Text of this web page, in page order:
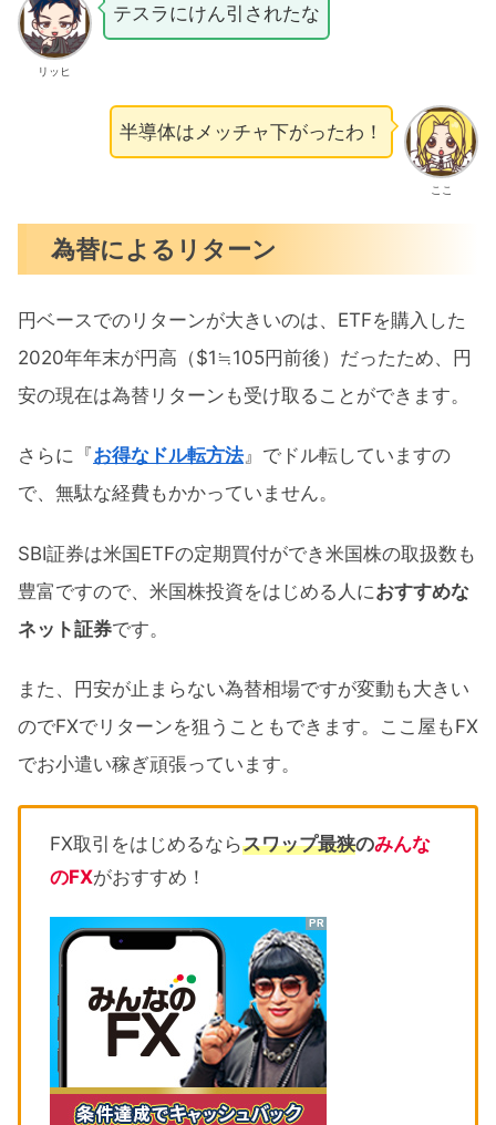
リッヒ
テスラにけん引されたな
ここ
半導体はメッチャ下がったわ！
為替によるリターン
円ベースでのリターンが大きいのは、ETFを購入した
2020年年末が円高（$1≒105円前後）だったため、円
安の現在は為替リターンも受け取ることができます。
さらに『お得なドル転方法』でドル転していますの
で、無駄な経費もかかっていません。
SBI証券は米国ETFの定期買付ができ米国株の取扱数も
豊富ですので、米国株投資をはじめる人におすすめな
ネット証券です。
また、円安が止まらない為替相場ですが変動も大きい
のでFXでリターンを狙うこともできます。ここ屋もFX
でお小遣い稼ぎ頑張っています。
FX取引をはじめるならスワップ最狭のみんな
のFXがおすすめ！